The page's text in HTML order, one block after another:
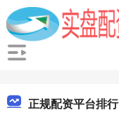
正规配资平台排行